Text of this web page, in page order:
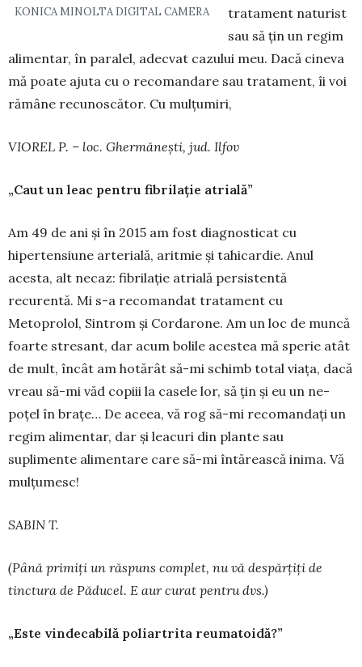
KONICA MINOLTA DIGITAL CAMERA
tratament naturist
sau să țin un regim
alimentar, în paralel, adecvat cazului meu. Dacă ci­neva
mă poate ajuta cu o reco­mandare sau tratament, îi voi
ră­mâne recunoscător. Cu mulțu­miri,
VIOREL P. – loc. Ghermănești, jud. Ilfov
„Caut un leac pentru fibrilație atrială”
Am 49 de ani și în 2015 am fost diagnosticat cu
hiperten­siu­ne arterială, aritmie și tahicardie. Anul
acesta, alt necaz: fibrilație atrială persis­tentă
recurentă. Mi s-a recomandat tratament cu
Metoprolol, Sin­trom și Cordarone. Am un loc de muncă
foarte stresant, dar acum bolile acestea mă sperie atât
de mult, încât am hotărât să-mi schimb total viața, dacă
vreau să-mi văd copiii la casele lor, să țin și eu un ne­
poțel în brațe… De aceea, vă rog să-mi reco­mandați un
regim alimentar, dar și leacuri din plante sau
suplimente alimentare care să-mi întă­rească inima. Vă
mulțumesc!
SABIN T.
(Până primiți un răspuns complet, nu vă des­păr­țiți de
tinctura de Păducel. E aur curat pentru dvs.)
„Este vindecabilă poliartrita reumatoidă?”